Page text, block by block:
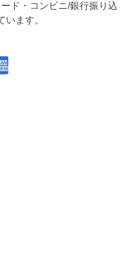
ド・コンビニ/銀行振り込
います。